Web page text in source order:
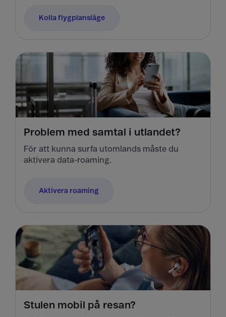
Kolla flygplansläge
Problem med samtal i utlandet?
För att kunna surfa utomlands måste du
aktivera data-roaming.
Aktivera roaming
Stulen mobil på resan?